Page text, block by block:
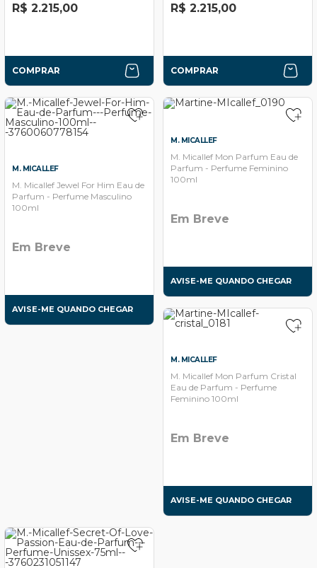
R$ 2.215,00
COMPRAR
R$ 2.215,00
COMPRAR
M. MICALLEF
M. Micallef Jewel For Him Eau de
Parfum - Perfume Masculino
100ml
Em Breve
AVISE-ME QUANDO CHEGAR
M. MICALLEF
M. Micallef Mon Parfum Eau de
Parfum - Perfume Feminino
100ml
Em Breve
AVISE-ME QUANDO CHEGAR
M. MICALLEF
M. Micallef Mon Parfum Cristal
Eau de Parfum - Perfume
Feminino 100ml
Em Breve
AVISE-ME QUANDO CHEGAR